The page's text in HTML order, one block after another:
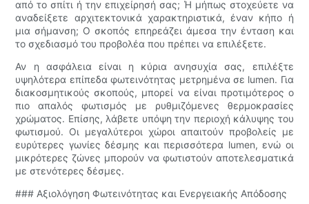
από το σπίτι ή την επιχείρησή σας; Ή μήπως στοχεύετε να
αναδείξετε αρχιτεκτονικά χαρακτηριστικά, έναν κήπο ή
μια σήμανση; Ο σκοπός επηρεάζει άμεσα την ένταση και
το σχεδιασμό του προβολέα που πρέπει να επιλέξετε.
Αν η ασφάλεια είναι η κύρια ανησυχία σας, επιλέξτε
υψηλότερα επίπεδα φωτεινότητας μετρημένα σε lumen. Για
διακοσμητικούς σκοπούς, μπορεί να είναι προτιμότερος ο
πιο απαλός φωτισμός με ρυθμιζόμενες θερμοκρασίες
χρώματος. Επίσης, λάβετε υπόψη την περιοχή κάλυψης του
φωτισμού. Οι μεγαλύτεροι χώροι απαιτούν προβολείς με
ευρύτερες γωνίες δέσμης και περισσότερα lumen, ενώ οι
μικρότερες ζώνες μπορούν να φωτιστούν αποτελεσματικά
με στενότερες δέσμες.
### Αξιολόγηση Φωτεινότητας και Ενεργειακής Απόδοσης